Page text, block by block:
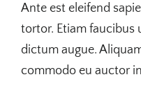
Ante est eleifend
tortor. Etiam faucibus
dictum augue.
commodo eu auctor